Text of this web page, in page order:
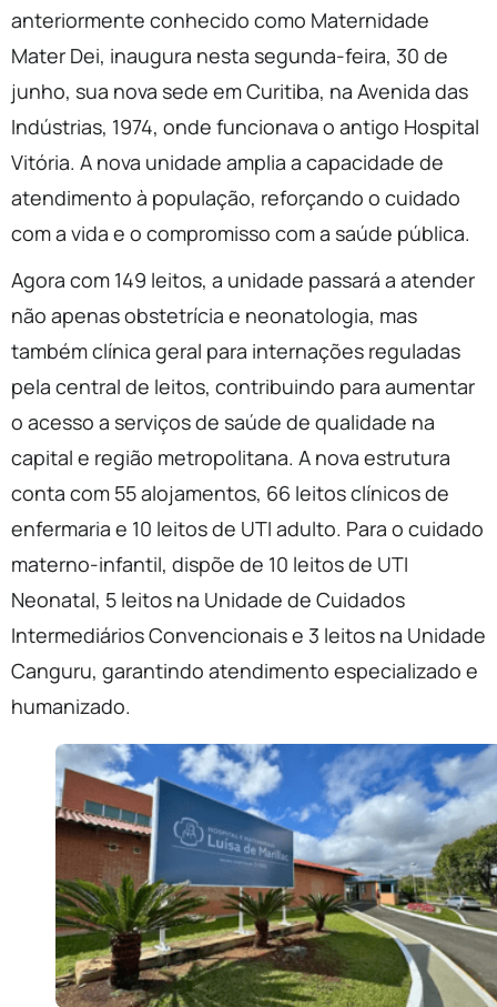
anteriormente conhecido como Maternidade
Mater Dei, inaugura nesta segunda-feira, 30 de
junho, sua nova sede em Curitiba, na Avenida das
Indústrias, 1974, onde funcionava o antigo Hospital
Vitória. A nova unidade amplia a capacidade de
atendimento à população, reforçando o cuidado
com a vida e o compromisso com a saúde pública.
Agora com 149 leitos, a unidade passará a atender
não apenas obstetrícia e neonatologia, mas
também clínica geral para internações reguladas
pela central de leitos, contribuindo para aumentar
o acesso a serviços de saúde de qualidade na
capital e região metropolitana. A nova estrutura
conta com 55 alojamentos, 66 leitos clínicos de
enfermaria e 10 leitos de UTI adulto. Para o cuidado
materno-infantil, dispõe de 10 leitos de UTI
Neonatal, 5 leitos na Unidade de Cuidados
Intermediários Convencionais e 3 leitos na Unidade
Canguru, garantindo atendimento especializado e
humanizado.